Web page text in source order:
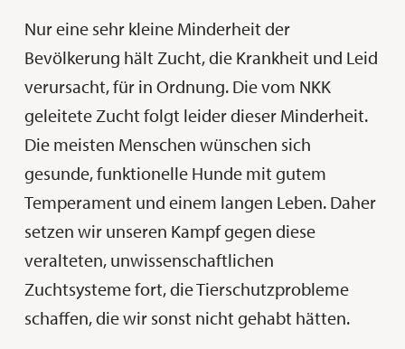
Nur eine sehr kleine Minderheit der
Bevölkerung hält Zucht, die Krankheit und Leid
verursacht, für in Ordnung. Die vom NKK
geleitete Zucht folgt leider dieser Minderheit.
Die meisten Menschen wünschen sich
gesunde, funktionelle Hunde mit gutem
Temperament und einem langen Leben. Daher
setzen wir unseren Kampf gegen diese
veralteten, unwissenschaftlichen
Zuchtsysteme fort, die Tierschutzprobleme
schaffen, die wir sonst nicht gehabt hätten.